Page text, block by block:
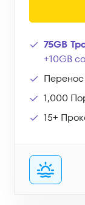
75GB
+10GB
1,000
15+